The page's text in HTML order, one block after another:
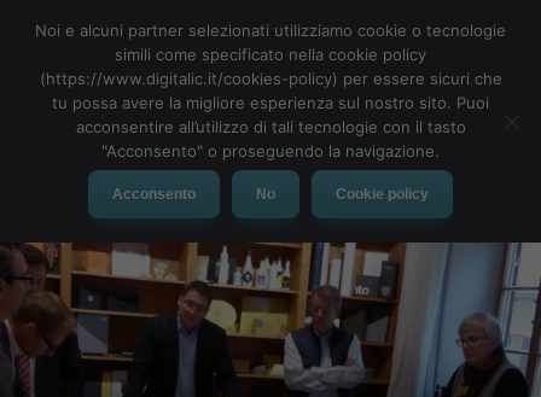
MENU
Noi e alcuni partner selezionati utilizziamo cookie o tecnologie
simili come specificato nella cookie policy
(https://www.digitalic.it/cookies-policy) per essere sicuri che
tu possa avere la migliore esperienza sul nostro sito. Puoi
acconsentire all’utilizzo di tali tecnologie con il tasto
"Acconsento" o proseguendo la navigazione.
Acconsento No Cookie policy